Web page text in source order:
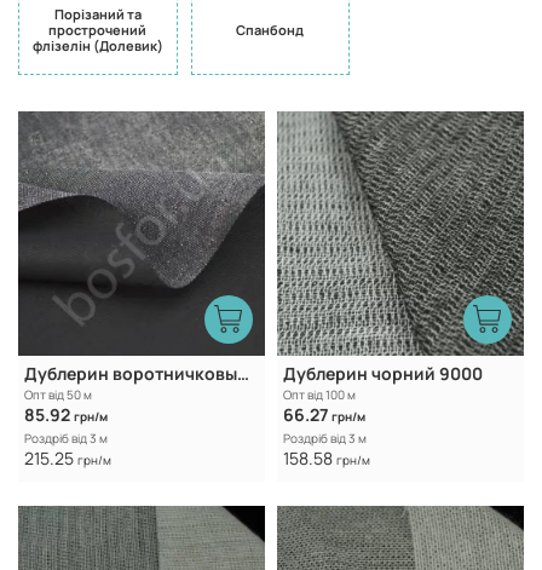
Порізаний та
прострочений
флізелін (Долевик)
Спанбонд
Дублерин воротничковый чорний FA4740M-4
Опт від 50 м
85.92 грн/м
Роздріб від 3 м
215.25 грн/м
Дублерин чорний 9000
Опт від 100 м
66.27 грн/м
Роздріб від 3 м
158.58 грн/м